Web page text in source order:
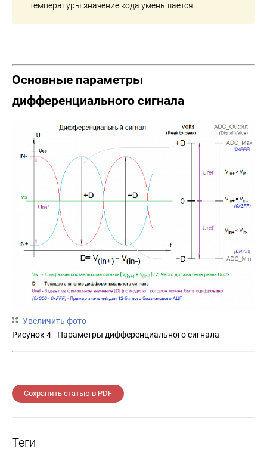
температуры значение кода уменьшается.
Основные параметры
дифференциального сигнала
Увеличить фото
Рисунок 4 - Параметры дифференциального сигнала
Сохранить статью в PDF
Теги